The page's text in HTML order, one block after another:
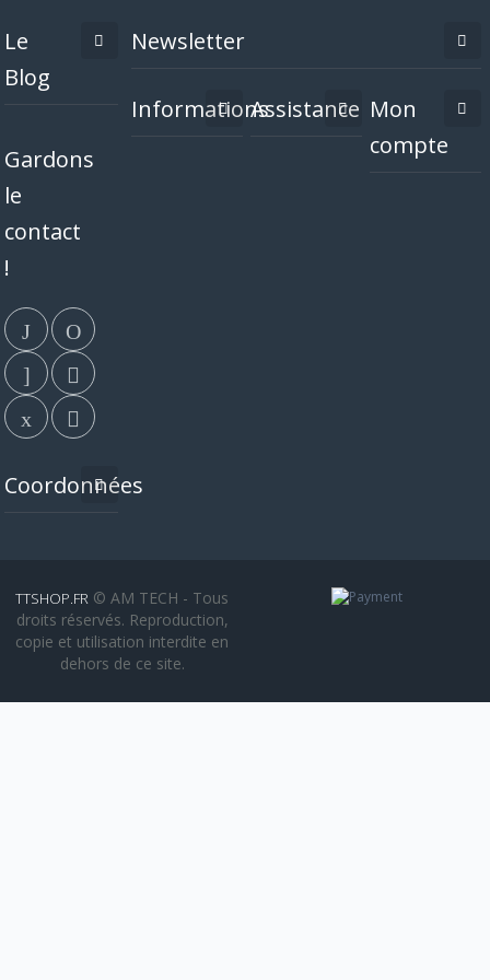
Le
Blog
Gardons
le
contact
!
Coordonnées
Newsletter
InformationsAssistance Mon
compte
TTSHOP.FR © AM TECH - Tous
droits réservés. Reproduction,
copie et utilisation interdite en
dehors de ce site.